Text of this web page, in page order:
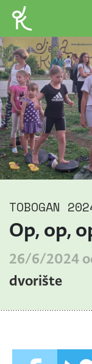
TOBOGAN
Op, op,
26/6/2024
dvorište